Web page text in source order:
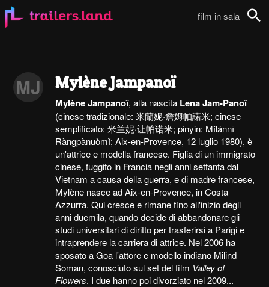
film in sala
MJ Mylène Jampanoï
Mylène Jampanoï, alla nascita Lena Jam-Panoï
(cinese tradizionale: 米蘭妮·詹姆帕諾米; cinese
semplificato: 米兰妮·让帕诺米; pinyin: Mǐlánnī
Ràngpànuòmǐ; Aix-en-Provence, 12 luglio 1980), è
un'attrice e modella francese. Figlia di un immigrato
cinese, fuggito in Francia negli anni settanta dal
Vietnam a causa della guerra, e di madre francese,
Mylène nasce ad Aix-en-Provence, in Costa
Azzurra. Qui cresce e rimane fino all'inizio degli
anni duemila, quando decide di abbandonare gli
studi universitari di diritto per trasferirsi a Parigi e
intraprendere la carriera di attrice. Nel 2006 ha
sposato a Goa l'attore e modello indiano Milind
Soman, conosciuto sul set del film Valley of
Flowers. I due hanno poi divorziato nel 2009...